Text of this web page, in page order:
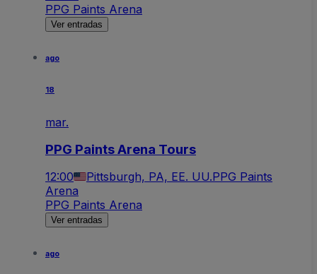
PPG Paints Arena
Ver entradas
ago
18
mar.
PPG Paints Arena Tours
12:00 Pittsburgh, PA, EE. UU.PPG Paints
Arena
PPG Paints Arena
Ver entradas
ago